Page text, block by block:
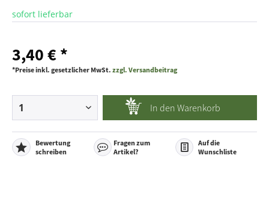
sofort lieferbar
3,40 € *
*Preise inkl. gesetzlicher MwSt. zzgl. Versandbeitrag
In den Warenkorb
Bewertung
schreiben
Fragen zum
Artikel?
Auf die
Wunschliste